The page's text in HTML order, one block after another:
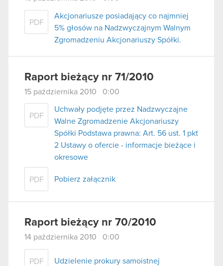
PDF
Akcjonariusze posiadający co najmniej
5% głosów na Nadzwyczajnym Walnym
Zgromadzeniu Akcjonariuszy Spółki.
Raport bieżący nr 71/2010
15 października 2010 0:00
PDF
Uchwały podjęte przez Nadzwyczajne
Walne Zgromadzenie Akcjonariuszy
Spółki Podstawa prawna: Art. 56 ust. 1 pkt
2 Ustawy o ofercie - informacje bieżące i
okresowe
PDF Pobierz załącznik
Raport bieżący nr 70/2010
14 października 2010 0:00
PDF Udzielenie prokury samoistnej